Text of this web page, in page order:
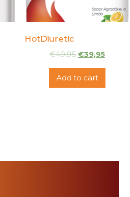
HotDiuretic
€49,95 €39,95
Add to cart